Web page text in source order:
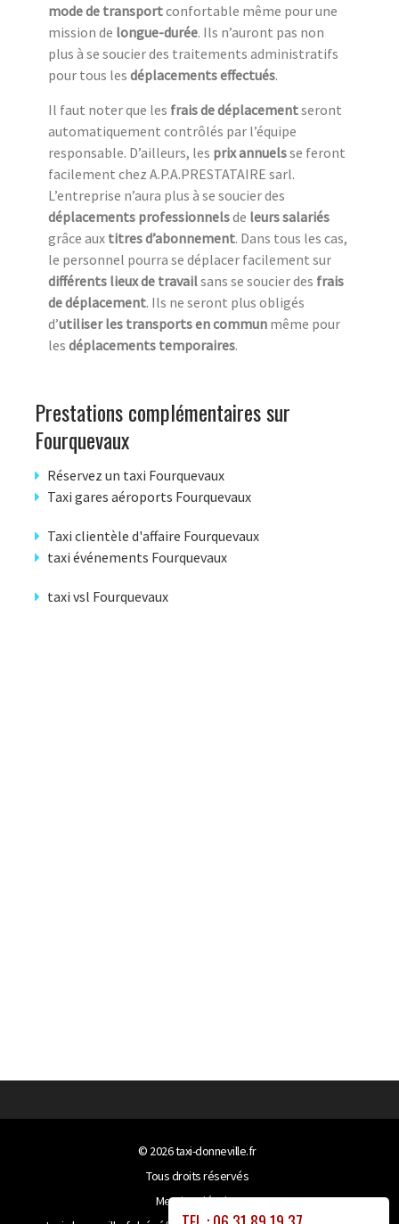
mode de transportconfortable même pour une
mission de longue-durée. Ils n’auront pas non
plus à se soucier des traitements administratifs
pour tous les déplacements effectués.
Il faut noter que les frais de déplacementseront
automatiquement contrôlés par l’équipe
responsable. D’ailleurs, les prix annuelsse feront
facilement chez A.P.A.PRESTATAIRE sarl.
L’entreprise n’aura plus à se soucier des
déplacements professionnelsde leurs salariés
grâce aux titres d’abonnement. Dans tous les cas,
le personnel pourra se déplacer facilement sur
différents lieux de travailsans se soucier des frais
de déplacement. Ils ne seront plus obligés
d’utiliser les transports en commun même pour
les déplacements temporaires.
Prestations complémentaires sur
Fourquevaux
Réservez un taxi Fourquevaux
Taxi gares aéroports Fourquevaux
Taxi clientèle d'affaire Fourquevaux
taxi événements Fourquevaux
taxi vsl Fourquevaux
© 2026taxi-donneville.fr
Tous droits réservés
Mentions légales